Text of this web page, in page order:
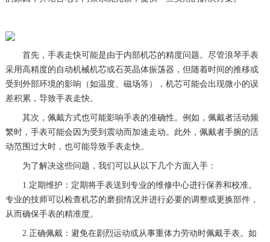
首先，手表走快可能是由于内部机芯的精度问题。尽管浪琴手表
采用高精度的自动机械机芯或石英晶体振荡器，但随着时间的推移或
受到外部环境的影响（如温度、磁场等），机芯可能会出现微小的误
差积累，导致手表走快。
其次，佩戴方式也可能影响手表的准确性。例如，佩戴者活动频
繁时，手表可能会因为受到震动而加速走动。此外，佩戴者手腕的活
动范围过大时，也可能导致手表走快。
为了解决这些问题，我们可以从以下几个方面入手：
1.定期维护：定期将手表送到专业的维修中心进行保养和校准。
专业的技师可以检查机芯的磨损情况并进行必要的调整或更换部件，
从而确保手表的精准度。
2.正确佩戴：避免在剧烈运动或从事重体力劳动时佩戴手表。如